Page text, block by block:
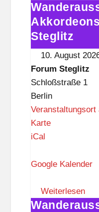
t
e
g
l
i
t
z
„600
Akkordeons"
im
Forum
Steglitz
Steglitz
10. August
Forum Steglitz
Schloßstraße 1
Berlin
Veranstaltungsort
KarteF
u
S
t
iCal
Google Kalender
Weiterlesen